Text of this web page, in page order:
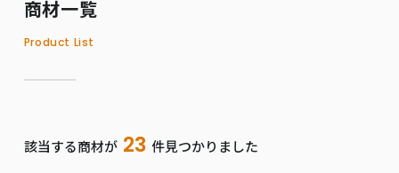
商材一覧
Product List
該当する商材が 23 件見つかりました